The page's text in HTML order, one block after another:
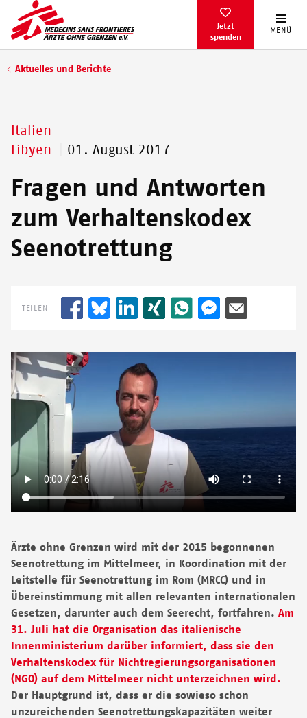
zum
Inhalt
Jetzt
spenden
MENÜ
Pfadnavigation
Aktuelles und Berichte
Italien
Libyen
01. August 2017
Fragen und Antworten
zum Verhaltenskodex
Seenotrettung
TEILEN
Ärzte ohne Grenzen wird mit der 2015 begonnenen
Seenotrettung im Mittelmeer, in Koordination mit der
Leitstelle für Seenotrettung im Rom (MRCC) und in
Übereinstimmung mit allen relevanten internationalen
Gesetzen, darunter auch dem Seerecht, fortfahren. Am
31. Juli hat die Organisation das italienische
Innenministerium darüber informiert, dass sie den
Verhaltenskodex für Nichtregierungsorganisationen
(NGO) auf dem Mittelmeer nicht unterzeichnen wird.
Der Hauptgrund ist, dass er die sowieso schon
unzureichenden Seenotrettungskapazitäten weiter